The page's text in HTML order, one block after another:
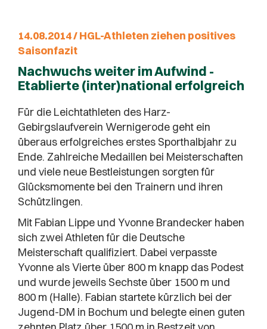
14.08.2014 / HGL-Athleten ziehen positives
Saisonfazit
Nachwuchs weiter im Aufwind -
Etablierte (inter)national erfolgreich
Für die Leichtathleten des Harz-
Gebirgslaufverein Wernigerode geht ein
überaus erfolgreiches erstes Sporthalbjahr zu
Ende. Zahlreiche Medaillen bei Meisterschaften
und viele neue Bestleistungen sorgten für
Glücksmomente bei den Trainern und ihren
Schützlingen.
Mit Fabian Lippe und Yvonne Brandecker haben
sich zwei Athleten für die Deutsche
Meisterschaft qualifiziert. Dabei verpasste
Yvonne als Vierte über 800 m knapp das Podest
und wurde jeweils Sechste über 1500 m und
800 m (Halle). Fabian startete kürzlich bei der
Jugend-DM in Bochum und belegte einen guten